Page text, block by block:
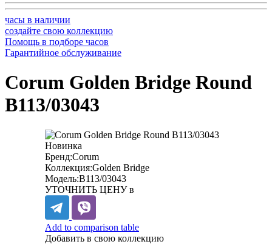
часы в наличии
создайте свою коллекцию
Помощь в подборе часов
Гарантийное обслуживание
Corum Golden Bridge Round
B113/03043
Новинка
Бренд:Corum
Коллекция:Golden Bridge
Модель:B113/03043
УТОЧНИТЬ ЦЕНУ в
Add to comparison table
Добавить в свою коллекцию